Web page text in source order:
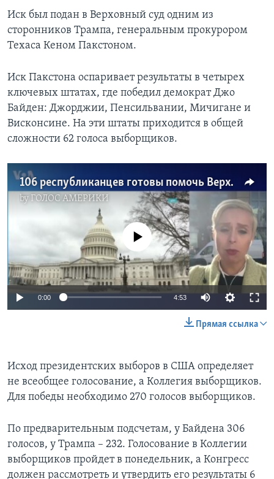
Иск был подан в Верховный суд одним из
сторонников Трампа, генеральным прокурором
Техаса Кеном Пакстоном.
Иск Пакстона оспаривает результаты в четырех
ключевых штатах, где победил демократ Джо
Байден: Джорджии, Пенсильвании, Мичигане и
Висконсине. На эти штаты приходится в общей
сложности 62 голоса выборщиков.
106 республиканцев готовы помочь Верховному суду
byГОЛОС АМЕРИКИ
No media source currently available
0:00 4:53
Прямая ссылка
Исход президентских выборов в США определяет
не всеобщее голосование, а Коллегия выборщиков.
Для победы необходимо 270 голосов выборщиков.
По предварительным подсчетам, у Байдена 306
голосов, у Трампа – 232. Голосование в Коллегии
выборщиков пройдет в понедельник, а Конгресс
должен рассмотреть и утвердить его результаты 6